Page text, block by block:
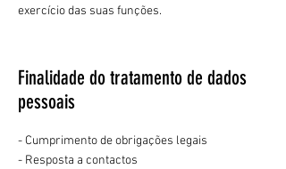
exercício das suas funções.
Finalidade do tratamento de dados
pessoais
- Cumprimento de obrigações legais
- Resposta a contactos